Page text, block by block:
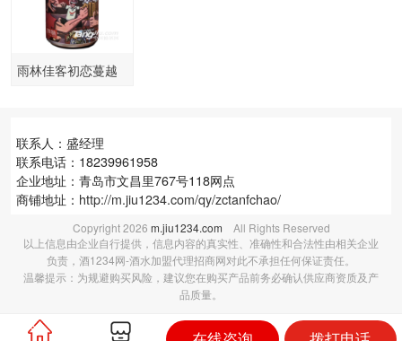
雨林佳客初恋蔓越
联系人：盛经理
联系电话：18239961958
企业地址：青岛市文昌里767号118网点
商铺地址： http://m.jiu1234.com/qy/zctanfchao/
Copyright2026 m.jiu1234.com All Rights Reserved
以上信息由企业自行提供，信息内容的真实性、准确性和合法性由相关企业
负责，酒1234网-酒水加盟代理招商网对此不承担任何保证责任。
温馨提示：为规避购买风险，建议您在购买产品前务必确认供应商资质及产
品质量。